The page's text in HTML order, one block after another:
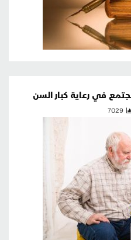
في رعاية كبار السن
7029